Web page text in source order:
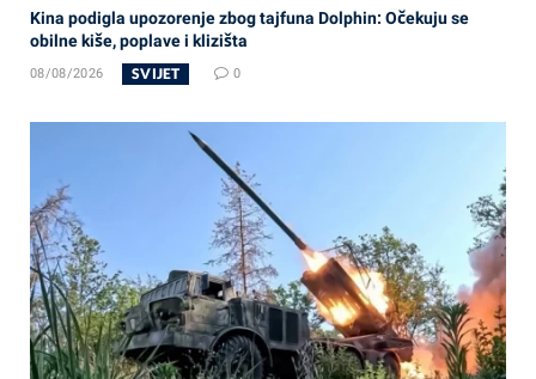
Kina podigla upozorenje zbog tajfuna Dolphin: Očekuju se
obilne kiše, poplave i klizišta
08/08/2026 SVIJET 0